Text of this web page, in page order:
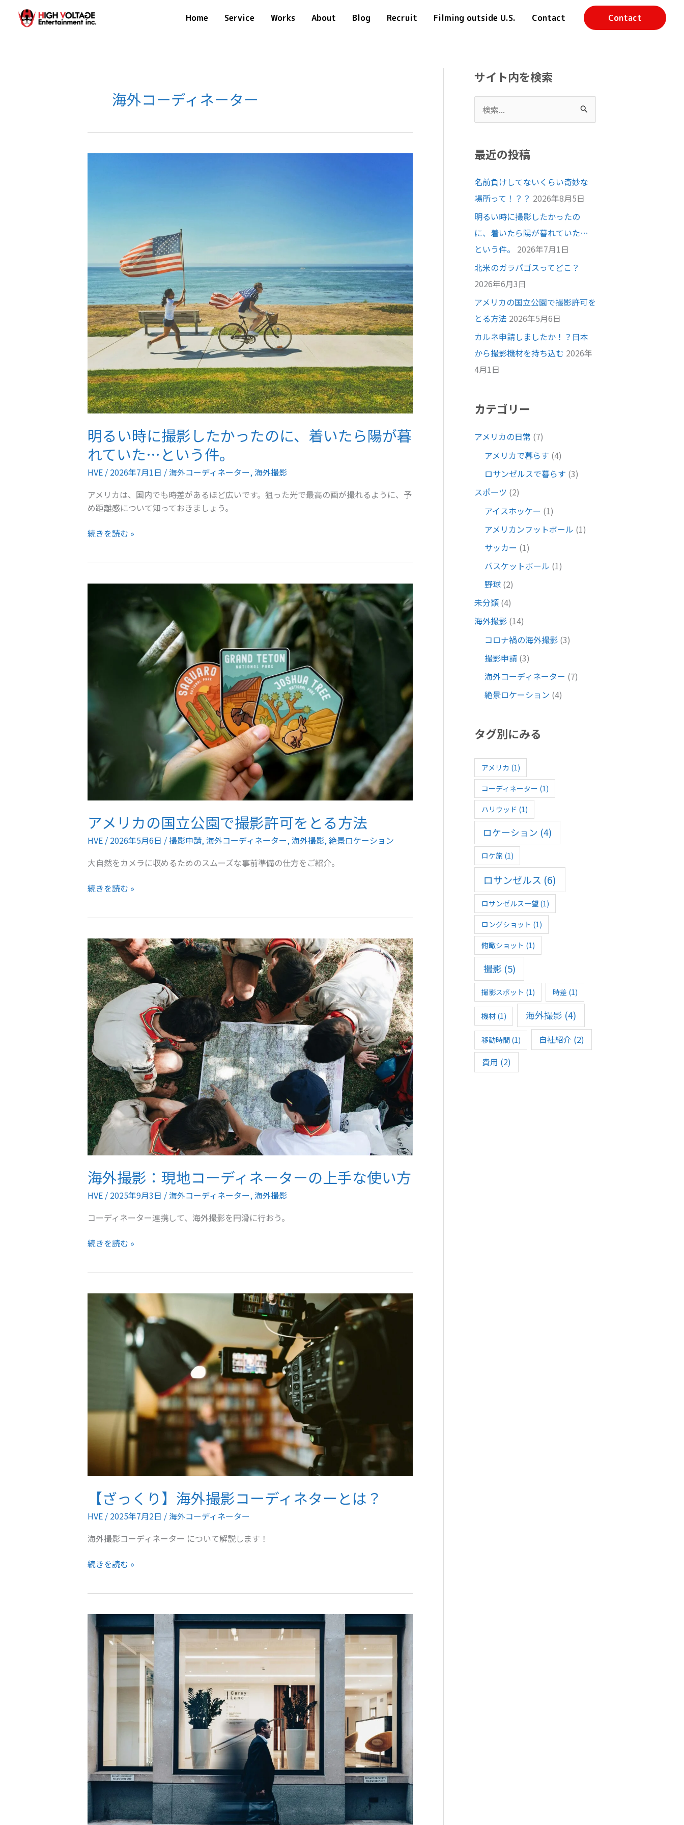
Home Service Works About Blog Recruit Filming outside U.S. Contact Contact
海外コーディネーター
明るい時に撮影したかったのに、着いたら陽が暮
れていた…という件。
HVE / 2026年7月1日 /海外コーディネーター,海外撮影
アメリカは、国内でも時差があるほど広いです。狙った光で最高の画が撮れるように、予
め距離感について知っておきましょう。
明
に
の
着
ら
陽
が
暮
て
い
と
う
続きを読む »
アメリカの国立公園で撮影許可をとる方法
HVE / 2026年5月6日 /撮影申請, 海外コーディネーター, 海外撮影, 絶景ロケーション
大自然をカメラに収めるためのスムーズな事前準備の仕方をご紹介。
ア
の
国
立
公
園
で
撮
影
許
可
を
と
る
方
法
続きを読む »
海外撮影：現地コーディネーターの上手な使い方
HVE / 2025年9月3日 /海外コーディネーター, 海外撮影
コーディネーター連携して、海外撮影を円滑に行おう。
海
現
ー
の
上
続きを読む »
【ざっくり】海外撮影コーディネターとは？
HVE / 2025年7月2日 /海外コーディネーター
海外撮影コーディネーター について解説します！
【ざ
海
外
コ
デ
ィ
タ
ー
と
は？
続きを読む »
サイト内を検索
索
象
最近の投稿
名前負けしてないくらい奇妙な
場所って！？？ 2026年8月5日
明るい時に撮影したかったの
に、着いたら陽が暮れていた…
という件。
2026年7月1日
北米のガラパゴスってどこ？
2026年6月3日
アメリカの国立公園で撮影許可を
とる方法 2026年5月6日
カルネ申請しましたか！？日本
から撮影機材を持ち込む 2026年
4月1日
カテゴリー
アメリカの日常 (7)
アメリカで暮らす (4)
ロサンゼルスで暮らす (3)
スポーツ (2)
アイスホッケー (1)
アメリカンフットボール (1)
サッカー (1)
バスケットボール (1)
野球 (2)
未分類 (4)
海外撮影 (14)
コロナ禍の海外撮影 (3)
撮影申請 (3)
海外コーディネーター (7)
絶景ロケーション (4)
タグ別にみる
アメリカ (1)
コーディネーター (1)
ハリウッド (1)
ロケーション (4)
ロケ旅 (1)
ロサンゼルス (6)
ロサンゼルス一望(1)
ロングショット (1)
俯瞰ショット (1)
撮影 (5)
撮影スポット (1) 時差 (1)
機材(1) 海外撮影 (4)
移動時間(1) 自社紹介 (2)
費用 (2)